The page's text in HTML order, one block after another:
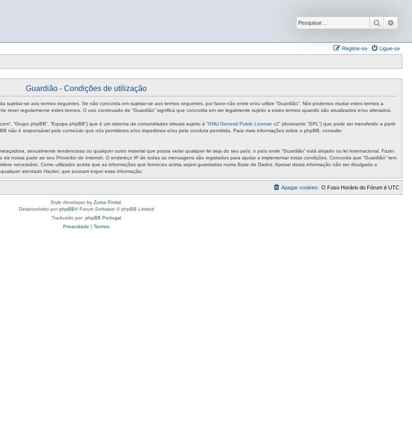
Pesquisar
Ligue-se
Registe-se
Guardião - Condições de utilização
sujeitar-se aos termos seguintes. Se não concorda em sujeitar-se aos termos seguintes, por favor não entre e/ou utilize “Guardião”. Nós podemos mudar estes termos a
rever regularmente estes termos. O uso continuado de “Guardião” significa que concorda em ser legalmente sujeito a estes termos quando são atualizados e/ou alterados.
“Grupo phpBB”, “Equipa phpBB”) que é um sistema de comunidades virtuais sujeito à “GNU General Public License v2” (doravante “GPL”) que pode ser transferido a partir
não é responsável pelo conteúdo que nós permitimos e/ou impedimos e/ou pela conduta permitida. Para mais informações sobre o phpBB, consulte:
sexualmente tendenciosa ou qualquer outro material que possa violar qualquer lei seja do seu país, o país onde “Guardião” está alojado ou lei Internacional. Fazer
nossa parte ao seu Provedor de Internet. O endereço IP de todas as mensagens são registados para ajudar a implementar estas condições. Concorda que “Guardião” tem
necessário. Como utilizador aceita que as informações que forneceu acima sejam guardadas numa Base de Dados. Apesar desta informação não ser divulgada a
atentado Hacker, que possam expor essa informação.
O Fuso Horário do Fórum é UTC
Apagar cookies
Style developer by Zuma Portal
Desenvolvido porphpBB® Forum Software © phpBB Limited
Traduzido por: phpBB Portugal
Privacidade | Termos